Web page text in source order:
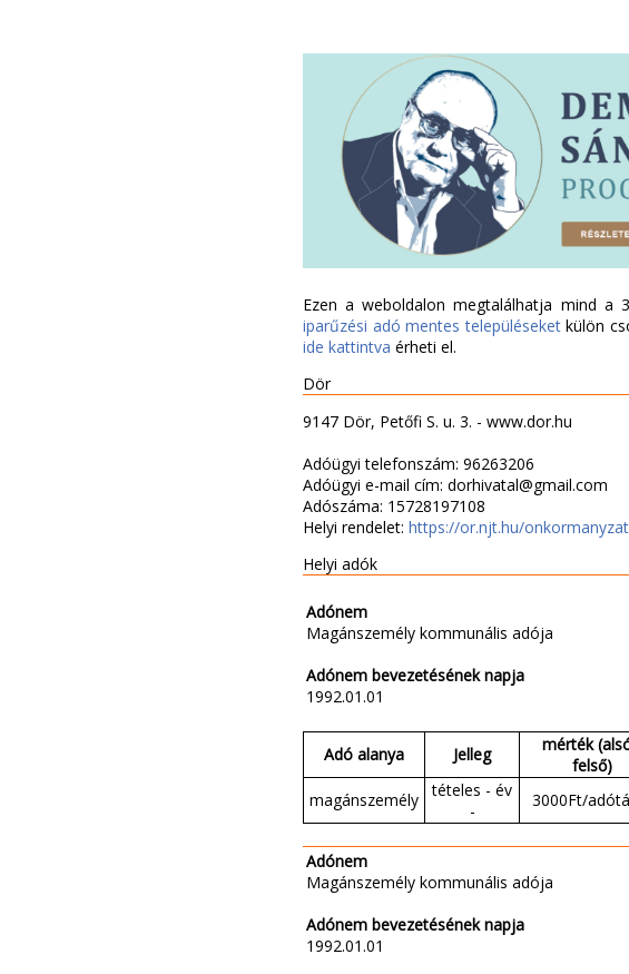
Ezen a weboldalon megtalálhatja mind a
iparűzési adó mentes településeketkülön
ide kattintva érheti el.
Dör
9147 Dör, Petőfi S. u. 3. - www.dor.hu
Adóügyi telefonszám: 96263206
Adóügyi e-mail cím: dorhivatal@gmail.com
Adószáma: 15728197108
Helyi rendelet: https://or.njt.hu/
Helyi adók
Adónem
Magánszemély kommunális adója
Adónem bevezetésének napja
1992.01.01
Adó alanya Jelleg
mérték
felső)
magánszemély
tételes - év
-
3000Ft/
Adónem
Magánszemély kommunális adója
Adónem bevezetésének napja
1992.01.01